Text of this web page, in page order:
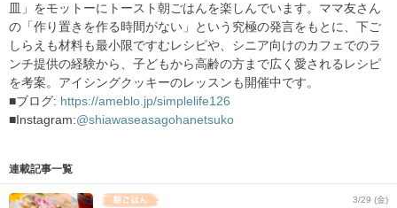
皿」をモットーにトースト朝ごはんを楽しんでいます。ママ友さん
の「作り置きを作る時間がない」という究極の発言をもとに、下ご
しらえも材料も最小限ですむレシピや、シニア向けのカフェでのラ
ンチ提供の経験から、子どもから高齢の方まで広く愛されるレシピ
を考案。アイシングクッキーのレッスンも開催中です。
■ブログ: https://ameblo.jp/simplelife126
■Instagram:@shiawaseasagohanetsuko
連載記事一覧
3/29 (金)